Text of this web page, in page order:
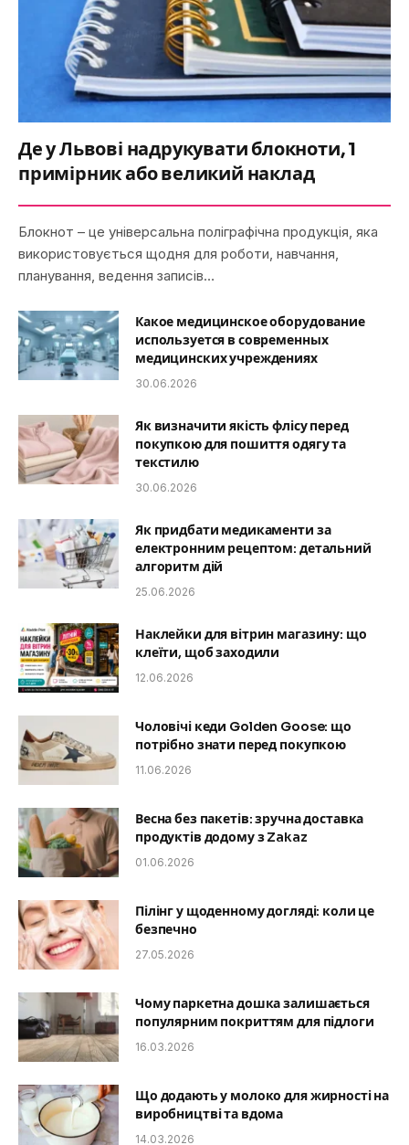
Де у Львові надрукувати блокноти, 1
примірник або великий наклад
Блокнот – це універсальна поліграфічна продукція, яка
використовується щодня для роботи, навчання,
планування, ведення записів…
Какое медицинское оборудование
используется в современных
медицинских учреждениях
30.06.2026
Як визначити якість флісу перед
покупкою для пошиття одягу та
текстилю
30.06.2026
Як придбати медикаменти за
електронним рецептом: детальний
алгоритм дій
25.06.2026
Наклейки для вітрин магазину: що
клеїти, щоб заходили
12.06.2026
Чоловічі кеди Golden Goose: що
потрібно знати перед покупкою
11.06.2026
Весна без пакетів: зручна доставка
продуктів додому з Zakaz
01.06.2026
Пілінг у щоденному догляді: коли це
безпечно
27.05.2026
Чому паркетна дошка залишається
популярним покриттям для підлоги
16.03.2026
Що додають у молоко для жирності на
виробництві та вдома
14.03.2026